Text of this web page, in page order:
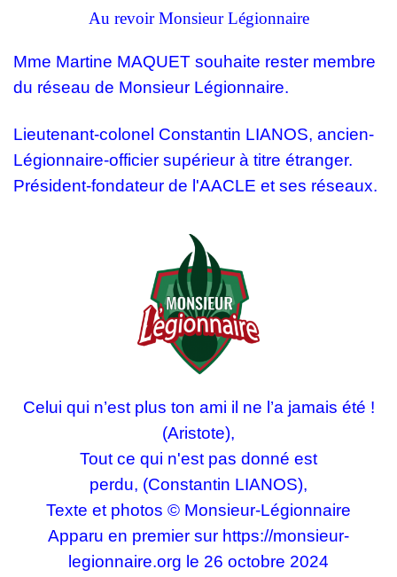
Au revoir Monsieur Légionnaire
Mme Martine MAQUET souhaite rester membre
du réseau de Monsieur Légionnaire.
Lieutenant-colonel Constantin LIANOS, ancien-
Légionnaire-officier supérieur à titre étranger.
Président-fondateur de l'AACLE et ses réseaux.
Celui qui n’est plus ton ami il ne l’a jamais été !
(Aristote),
Tout ce qui n'est pas donné est
perdu, (Constantin LIANOS),
Texte et photos © Monsieur-Légionnaire
Apparu en premier sur https://monsieur-
legionnaire.org le 26 octobre 2024